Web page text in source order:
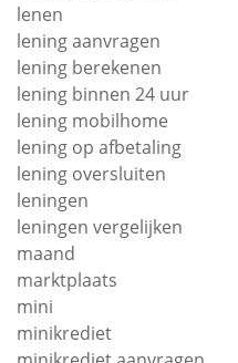
lenen
lening aanvragen
lening berekenen
lening binnen 24 uur
lening mobilhome
lening op afbetaling
lening oversluiten
leningen
leningen vergelijken
maand
marktplaats
mini
minikrediet